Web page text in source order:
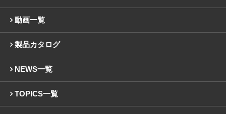
動画一覧
製品カタログ
NEWS一覧
TOPICS一覧